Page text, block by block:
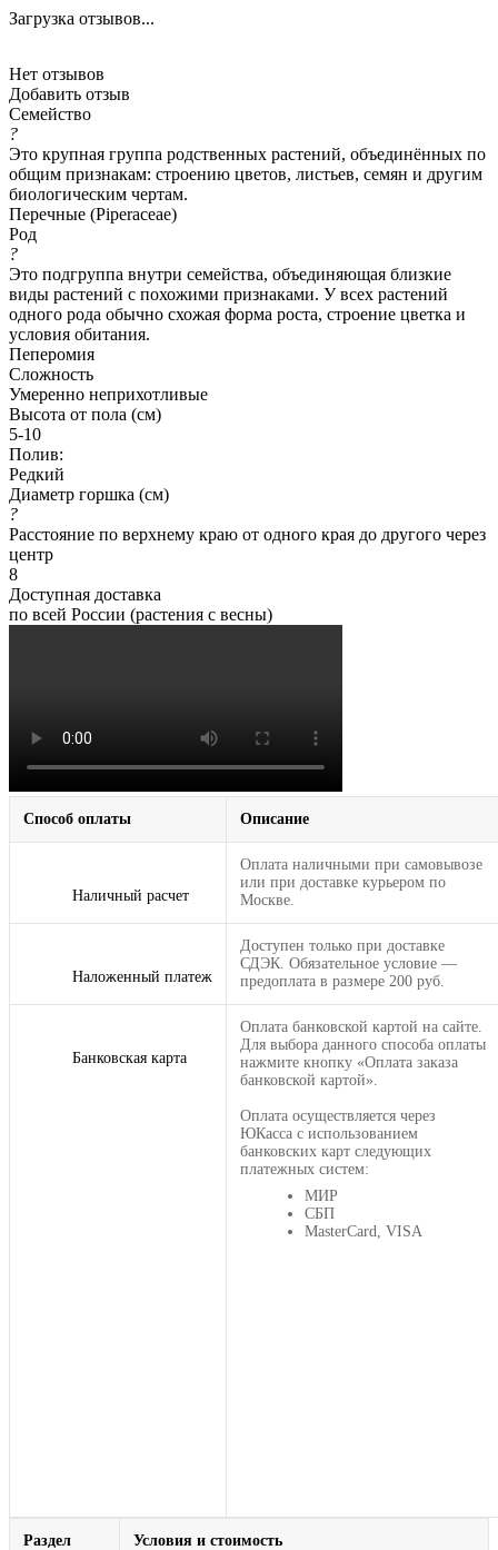
Загрузка отзывов...
Нет отзывов
Добавить отзыв
Семейство
?
Это крупная группа родственных растений, объединённых по
общим признакам: строению цветов, листьев, семян и другим
биологическим чертам.
Перечные (Piperaceae)
Род
?
Это подгруппа внутри семейства, объединяющая близкие
виды растений с похожими признаками. У всех растений
одного рода обычно схожая форма роста, строение цветка и
условия обитания.
Пеперомия
Сложность
Умеренно неприхотливые
Высота от пола (см)
5-10
Полив:
Редкий
Диаметр горшка (см)
?
Расстояние по верхнему краю от одного края до другого через
центр
8
Доступная доставка
по всей России (растения с весны)
Способ оплаты Описание
Наличный расчет
Оплата наличными при самовывозе
или при доставке курьером по
Москве.
Наложенный платеж
Доступен только при доставке
СДЭК. Обязательное условие —
предоплата в размере 200 руб.
Банковская карта
Оплата банковской картой на сайте.
Для выбора данного способа оплаты
нажмите кнопку «Оплата заказа
банковской картой».
Оплата осуществляется через
ЮКасса с использованием
банковских карт следующих
платежных систем:
МИР
СБП
MasterCard, VISA
Раздел Условия и стоимость